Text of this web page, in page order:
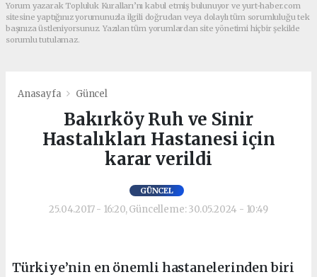
Yorum yazarak Topluluk Kuralları’nı kabul etmiş bulunuyor ve yurt-haber.com
sitesine yaptığınız yorumunuzla ilgili doğrudan veya dolaylı tüm sorumluluğu tek
başınıza üstleniyorsunuz. Yazılan tüm yorumlardan site yönetimi hiçbir şekilde
sorumlu tutulamaz.
Anasayfa Güncel
Bakırköy Ruh ve Sinir
Hastalıkları Hastanesi için
karar verildi
GÜNCEL
25.04.2017 - 16:20, Güncelleme: 30.05.2024 - 10:49
Türkiye’nin en önemli hastanelerinden biri